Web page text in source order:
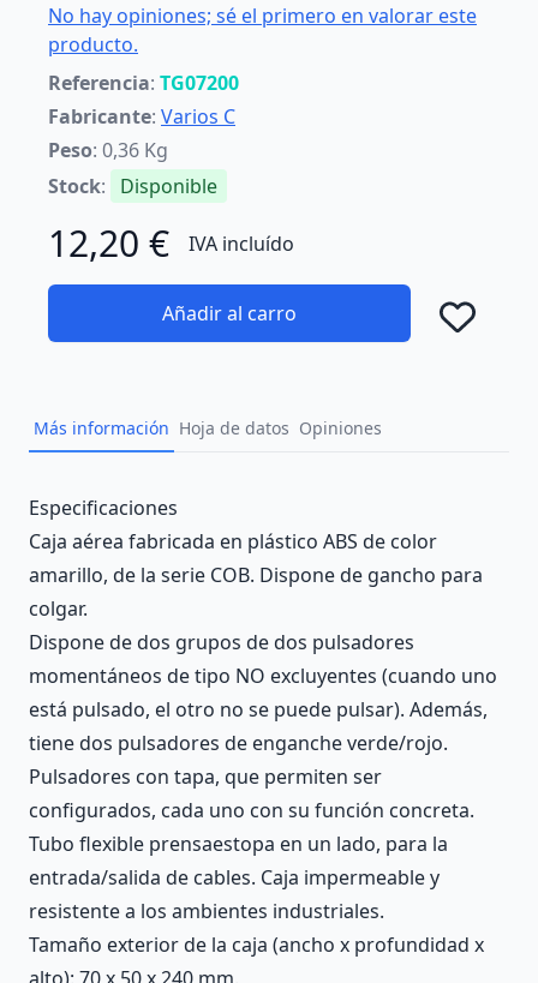
No hay opiniones; sé el primero en valorar este
producto.
Referencia: TG07200
Fabricante: Varios C
Peso: 0,36 Kg
Stock: Disponible
12,20 € IVA incluído
Añadir al carro
Más información Hoja de datos Opiniones
Description
Especificaciones
Caja aérea fabricada en plástico ABS de color
amarillo, de la serie COB. Dispone de gancho para
colgar.
Dispone de dos grupos de dos pulsadores
momentáneos de tipo NO excluyentes (cuando uno
está pulsado, el otro no se puede pulsar). Además,
tiene dos pulsadores de enganche verde/rojo.
Pulsadores con tapa, que permiten ser
configurados, cada uno con su función concreta.
Tubo flexible prensaestopa en un lado, para la
entrada/salida de cables. Caja impermeable y
resistente a los ambientes industriales.
Tamaño exterior de la caja (ancho x profundidad x
alto): 70 x 50 x 240 mm.